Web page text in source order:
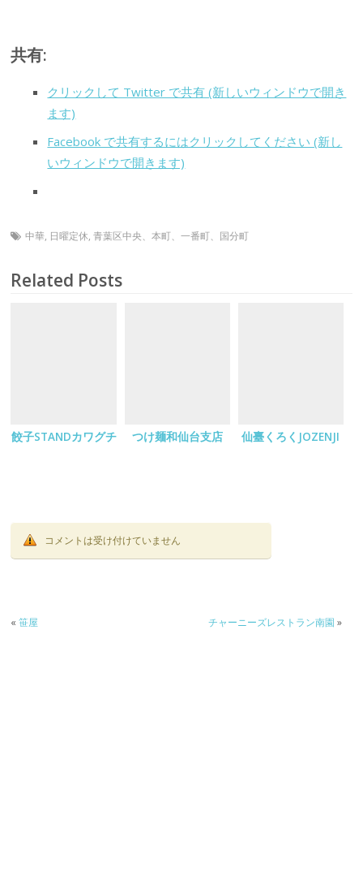
共有:
クリックして Twitter で共有 (新しいウィンドウで開き
ます)
Facebook で共有するにはクリックしてください (新し
いウィンドウで開きます)
中華, 日曜定休,青葉区中央、本町、一番町、国分町
Related Posts
餃子STANDカワグチ つけ麺和仙台支店 仙臺くろくJOZENJI
コメントは受け付けていません
«笹屋 チャーニーズレストラン南園 »